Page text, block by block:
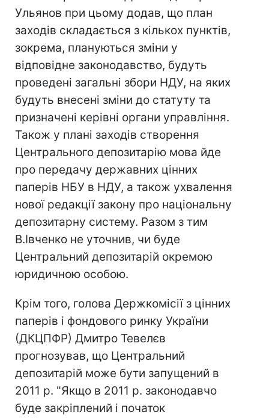
Ульянов при цьому додав, що план
заходів складається з кількох пунктів,
зокрема, плануються зміни у
відповідне законодавство, будуть
проведені загальні збори НДУ, на яких
будуть внесені зміни до статуту та
призначені керівні органи управління.
Також у плані заходів створення
Центрального депозитарію мова йде
про передачу державних цінних
паперів НБУ в НДУ, а також ухвалення
нової редакції закону про національну
депозитарну систему. Разом з тим
В.Івченко не уточнив, чи буде
Центральний депозитарій окремою
юридичною особою.
Крім того, голова Держкомісії з цінних
паперів і фондового ринку України
(ДКЦПФР) Дмитро Тевелєв
прогнозував, що Центральний
депозитарій може бути запущений в
2011 р. "Якщо в 2011 р. законодавчо
буде закріплений і початок